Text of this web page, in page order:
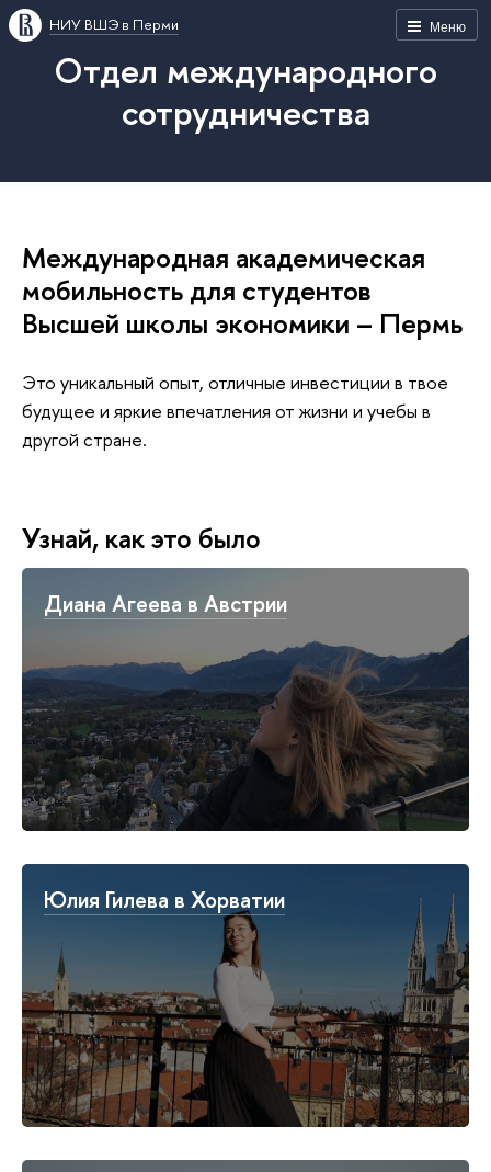
Меню
НИУ ВШЭ в Перми
Отдел международного
сотрудничества
Международная академическая
мобильность для студентов
Высшей школы экономики – Пермь
Это уникальный опыт, отличные инвестиции в твое
будущее и яркие впечатления от жизни и учебы в
другой стране.
Узнай, как это было
Диана Агеева в Австрии
Юлия Гилева в Хорватии